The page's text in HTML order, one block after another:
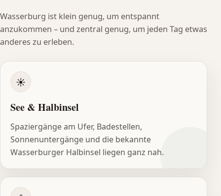
Wasserburg ist klein genug, um entspannt
anzukommen – und zentral genug, um jeden Tag etwas
anderes zu erleben.
☀
See & Halbinsel
Spaziergänge am Ufer, Badestellen,
Sonnenuntergänge und die bekannte
Wasserburger Halbinsel liegen ganz nah.